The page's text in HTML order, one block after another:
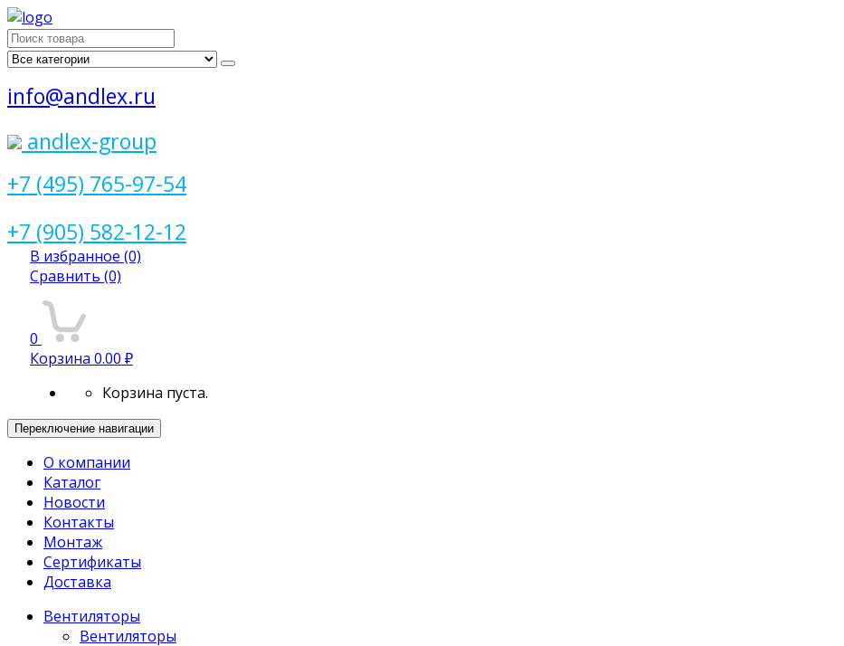
Поиск
для:
info@andlex.ru
andlex-group
+7 (495) 765-97-54
+7 (905) 582-12-12
В избранное (0)
Сравнить (0)
0
Корзина 0.00 ₽
Корзина пуста.
Переключение навигации
О компании
Каталог
Новости
Контакты
Монтаж
Сертификаты
Доставка
Вентиляторы
Вентиляторы